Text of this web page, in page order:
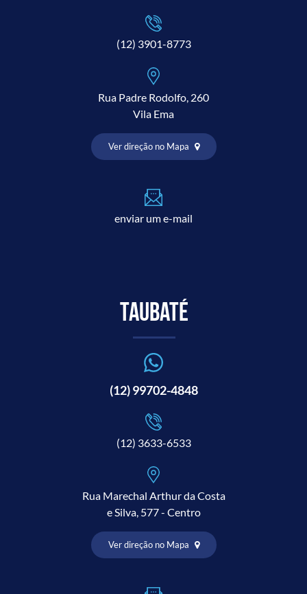
(12) 3901-8773
Rua Padre Rodolfo, 260
Vila Ema
Ver direção no Mapa
enviar um e-mail
Taubaté
(12) 99702-4848
(12) 3633-6533
Rua Marechal Arthur da Costa
e Silva, 577 - Centro
Ver direção no Mapa